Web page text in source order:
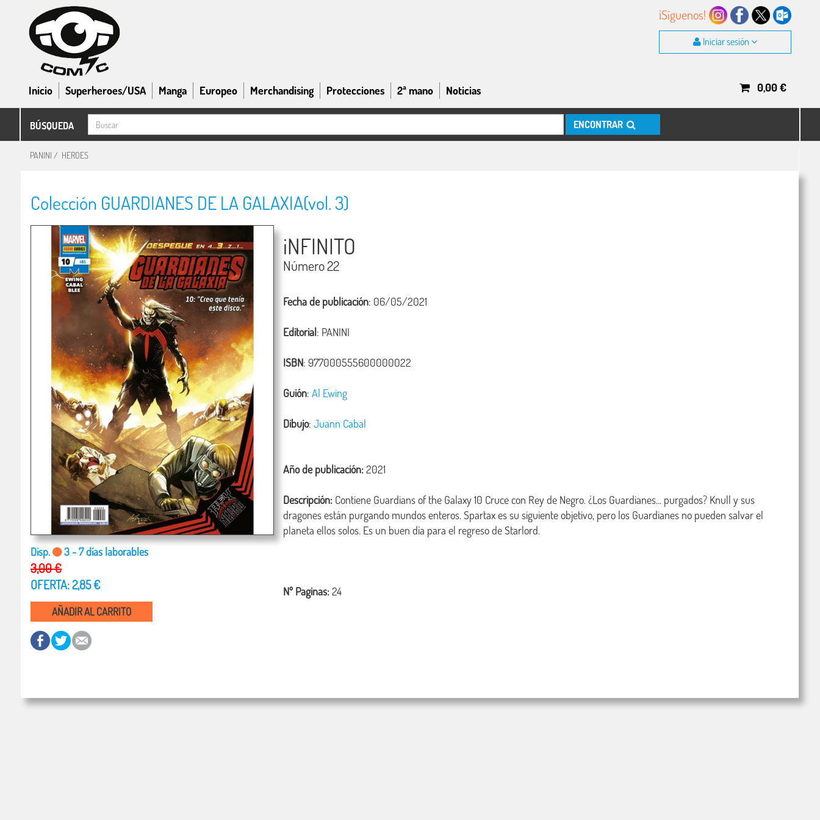
¡Síguenos!
Iniciar sesión
Inicio Superheroes/USA Manga Europeo Merchandising Protecciones 2ª mano Noticias 0,00€
BÚSQUEDA ENCONTRAR
PANINI / HEROES
Colección GUARDIANES DE LA GALAXIA(vol. 3)
Disp. 3 - 7 días laborables
3,00 €
OFERTA: 2,85 €
AÑADIR AL CARRITO
iNFINITO
Número 22
Fecha de publicación: 06/05/2021
Editorial: PANINI
ISBN: 977000555600000022
Guión:Al Ewing
Dibujo:Juann Cabal
Año de publicación:2021
Descripción: Contiene Guardians of the Galaxy 10 Cruce con Rey de Negro. ¿Los Guardianes... purgados? Knull y sus
dragones están purgando mundos enteros. Spartax es su siguiente objetivo, pero los Guardianes no pueden salvar el
planeta ellos solos. Es un buen día para el regreso de Starlord.
Nº Paginas:24